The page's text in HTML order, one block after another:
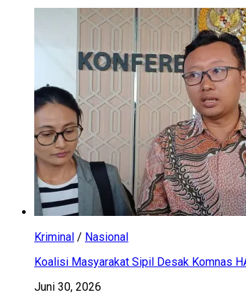
Kriminal / Nasional
Koalisi Masyarakat Sipil Desak Komnas
Juni 30, 2026